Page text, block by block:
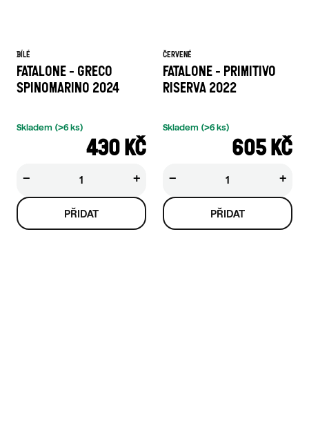
BÍLÉ
FATALONE - GRECO
SPINOMARINO 2024
430 KČ
Skladem (>6 ks)
+
−
ČERVENÉ
FATALONE - PRIMITIVO
RISERVA 2022
605 KČ
Skladem (>6 ks)
+
−